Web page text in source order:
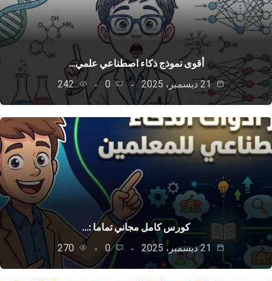
أقوى نموذج ذكاء اصطناعي علمي…
21 ديسمبر، 2025
0
242
كورس كامل مجاني تماما :…
0
270